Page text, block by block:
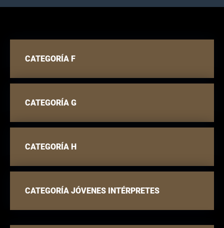
CATEGORÍA F
CATEGORÍA G
CATEGORÍA H
CATEGORÍA JÓVENES INTÉRPRETES